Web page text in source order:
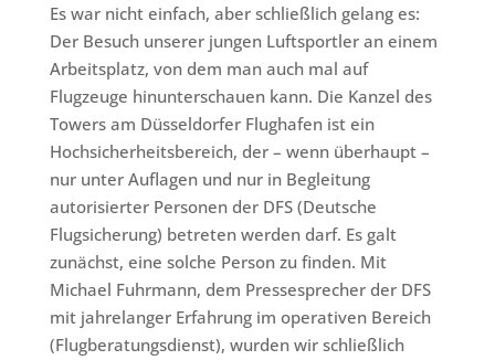
Es war nicht einfach, aber schließlich gelang es:
Der Besuch unserer jungen Luftsportler an einem
Arbeitsplatz, von dem man auch mal auf
Flugzeuge hinunterschauen kann. Die Kanzel des
Towers am Düsseldorfer Flughafen ist ein
Hochsicherheitsbereich, der – wenn überhaupt –
nur unter Auflagen und nur in Begleitung
autorisierter Personen der DFS (Deutsche
Flugsicherung) betreten werden darf. Es galt
zunächst, eine solche Person zu finden. Mit
Michael Fuhrmann, dem Pressesprecher der DFS
mit jahrelanger Erfahrung im operativen Bereich
(Flugberatungsdienst), wurden wir schließlich